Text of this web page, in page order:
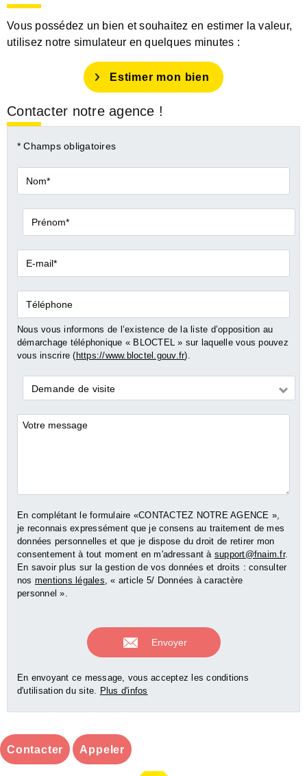
Vous possédez un bien et souhaitez en estimer la valeur,
utilisez notre simulateur en quelques minutes :
Estimer mon bien
Contacter notre agence !
* Champs obligatoires
Nom*
Prénom*
E-
mail*
Téléphone
Nous vous informons de l’existence de la liste d’opposition au
démarchage téléphonique « BLOCTEL » sur laquelle vous pouvez
vous inscrire (https://www.bloctel.gouv.fr).
Demande
*
Demande de visite
Commentaires
En complétant le formulaire «CONTACTEZ NOTRE AGENCE »,
je reconnais expressément que je consens au traitement de mes
données personnelles et que je dispose du droit de retirer mon
consentement à tout moment en m'adressant à support@fnaim.fr.
En savoir plus sur la gestion de vos données et droits : consulter
nos mentions légales , « article 5/ Données à caractère
personnel ».
En envoyant ce message, vous acceptez les conditions
d'utilisation du site. Plus d'infos
Contacter Appeler